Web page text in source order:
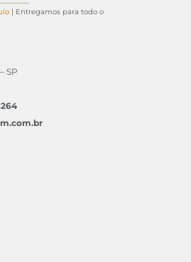
| Entregamos para todo o
SP